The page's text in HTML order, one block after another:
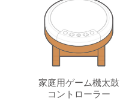
家庭用ゲーム機太鼓
コントローラー